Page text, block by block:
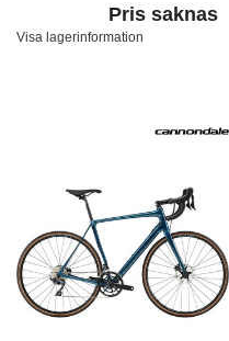
Pris saknas
Visa lagerinformation